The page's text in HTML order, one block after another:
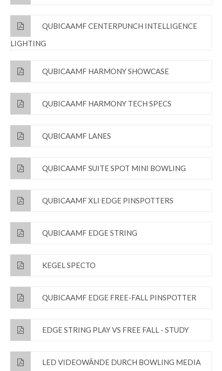
QUBICAAMF CENTERPUNCH INTELLIGENCE
LIGHTING
QUBICAAMF HARMONY SHOWCASE
QUBICAAMF HARMONY TECH SPECS
QUBICAAMF LANES
QUBICAAMF SUITE SPOT MINI BOWLING
QUBICAAMF XLI EDGE PINSPOTTERS
QUBICAAMF EDGE STRING
KEGEL SPECTO
QUBICAAMF EDGE FREE-FALL PINSPOTTER
EDGE STRING PLAY VS FREE FALL - STUDY
LED VIDEOWÄNDE DURCH BOWLING MEDIA